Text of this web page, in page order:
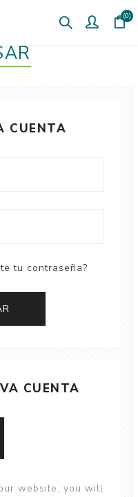
(0)
CUENTA
tu contraseña?
CUENTA
website, you will